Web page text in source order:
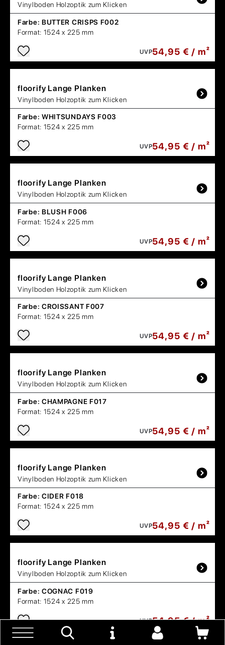
Vinylboden Holzoptik zum Klicken
Farbe: BUTTER CRISPS F002
Format: 1524 x 225 mm
UVP54,95 € / m²
floorify Lange Planken
Vinylboden Holzoptik zum Klicken
Farbe: WHITSUNDAYS F003
Format: 1524 x 225 mm
UVP54,95 € / m²
floorify Lange Planken
Vinylboden Holzoptik zum Klicken
Farbe: BLUSH F006
Format: 1524 x 225 mm
UVP54,95 € / m²
floorify Lange Planken
Vinylboden Holzoptik zum Klicken
Farbe: CROISSANT F007
Format: 1524 x 225 mm
UVP54,95 € / m²
floorify Lange Planken
Vinylboden Holzoptik zum Klicken
Farbe: CHAMPAGNE F017
Format: 1524 x 225 mm
UVP54,95 € / m²
floorify Lange Planken
Vinylboden Holzoptik zum Klicken
Farbe: CIDER F018
Format: 1524 x 225 mm
UVP54,95 € / m²
floorify Lange Planken
Vinylboden Holzoptik zum Klicken
Farbe: COGNAC F019
Format: 1524 x 225 mm
UVP54,95 € / m²